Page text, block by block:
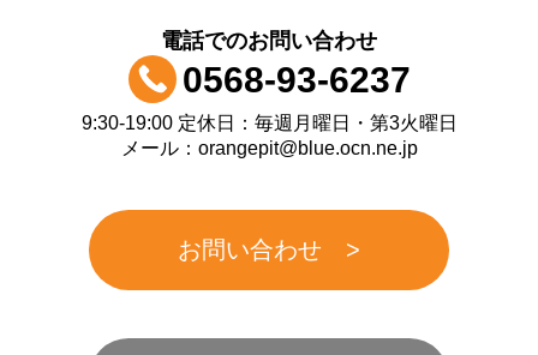
電話でのお問い合わせ
0568-93-6237
9:30-19:00 定休日：毎週月曜日・第3火曜日
メール：orangepit@blue.ocn.ne.jp
お問い合わせ